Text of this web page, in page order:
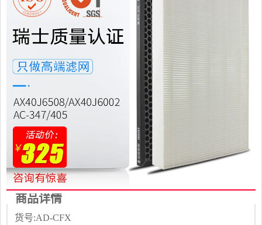
商品详情
货号:AD-CFX